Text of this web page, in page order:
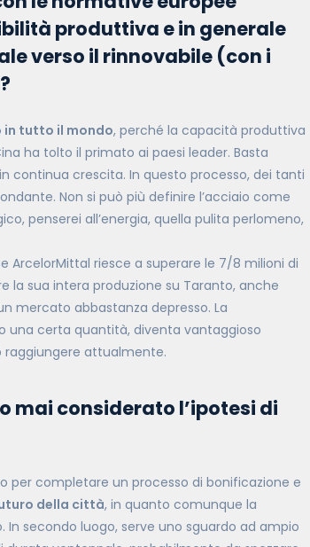
produttiva e in generale
verso il rinnovabile (con i
in tutto il mondo, perché la capacità produttiva
ha tolto il primato ai paesi leader. Basta
continua crescita. In questo processo, dei tanti
Non si può più definire l’acciaio come
penserei all’energia, quella pulita perlomeno,
ArcelorMittal riesce a superare le 7/8 milioni di
la sua intera produzione su Taranto, anche
mercato abbastanza depresso. La
una certa quantità, diventa vantaggioso
raggiungere attualmente.
mai considerato l’ipotesi di
per completare un processo di bonificazione e
della città, in quanto comunque la
secondo luogo, serve uno sguardo ad ampio